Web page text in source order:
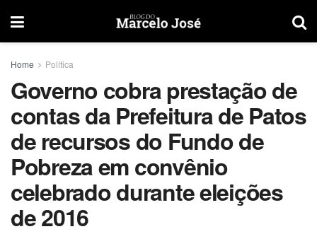
Home Política
Governo cobra prestação de
contas da Prefeitura de Patos
de recursos do Fundo de
Pobreza em convênio
celebrado durante eleições
de 2016